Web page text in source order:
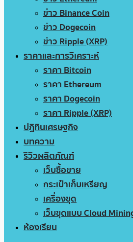
ข่าว Binance Coin
ข่าว Dogecoin
ข่าว Ripple (XRP)
ราคาและการวิเคราะห์
ราคา Bitcoin
ราคา Ethereum
ราคา Dogecoin
ราคา Ripple (XRP)
ปฏิทินเศรษฐกิจ
บทความ
รีวิวผลิตภัณฑ์
เว็บซื้อขาย
กระเป๋าเก็บเหรียญ
เครื่องขุด
เว็บขุดแบบ Cloud
ห้องเรียน